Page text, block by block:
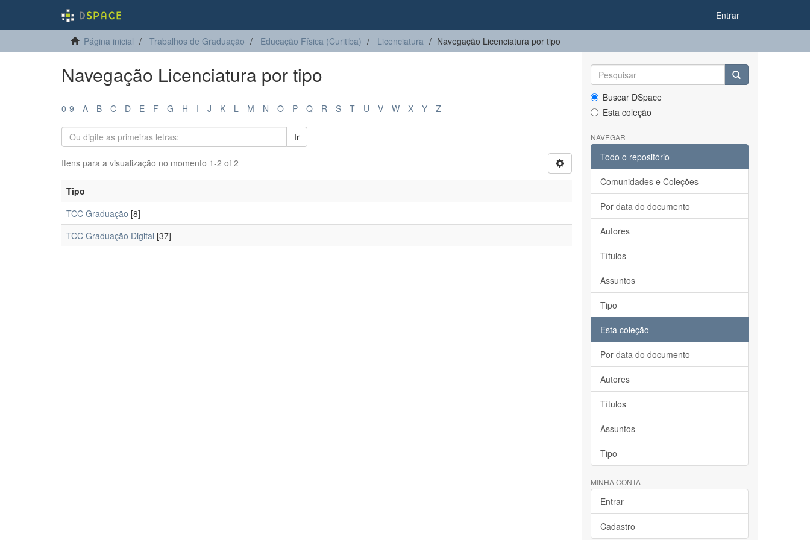
Entrar
Página inicial Trabalhos de Graduação Educação Física (Curitiba) Licenciatura Navegação Licenciatura por tipo
Navegação Licenciatura por tipo
0-9 A B C D E F G H I J K L M N O P Q R S T U V W X Y Z
Ir
Itens para a visualização no momento 1-2 of 2
Tipo
TCC Graduação [8]
TCC Graduação Digital [37]
Buscar DSpace
Esta coleção
NAVEGAR
Todo o repositório
Comunidades e Coleções
Por data do documento
Autores
Títulos
Assuntos
Tipo
Esta coleção
Por data do documento
Autores
Títulos
Assuntos
Tipo
MINHA CONTA
Entrar
Cadastro